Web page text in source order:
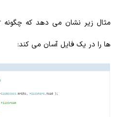
ها را در یک فایل آسان می کند: